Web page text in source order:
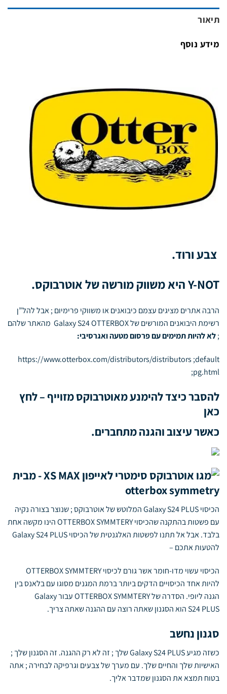
תיאור
מידע נוסף
צבע ורוד.
Y-NOTהיא משווק מורשה של אוטרבוקס.
הרבה אתרים מציגים עצמם כיבואנים או משווקי פרימיום ; אבל להל”ן
רשימת היבואנים המורשים של Galaxy S24 OTTERBOX מהאתר שלהם
;לא להיות תמימים עם פרסום מטעה ואגרסיבי:
https://www.otterbox.com/distributors/distributors ;default
;pg.html
להסבר כיצד להימנע מאוטרבוקס מזוייף –לחץ
כאן
כאשר עיצוב והגנה מתחברים.
הכיסוי Galaxy S24 PLUS המלוטש של אוטרבוקס ; שנוצר בצורה נקיה
עם פשטות בהתקנה שהכיסוי OTTERBOX SYMMTERY הינו מקשה אחת
בלבד. אבל אל תתנו לפשטות האלגנטית של הכיסוי Galaxy S24 PLUS
להטעות אתכם –
הכיסוי עשוי מדו-חומר אשר גורם לכיסוי OTTERBOX SYMMTERY
להיות אחד הכיסויים הדקים ביותר ברמת המגנים מסוגו עם בלאנס בין
הגנה ליופי. הסדרה של OTTERBOX SYMMTERY עבור Galaxy
S24 PLUS הוא הסגנון שאתה רוצה עם ההגנה שאתה צריך.
סגנון נחשב
כשזה מגיע Galaxy S24 PLUS שלך ; זה לא רק ההגנה. זה הסגנון שלך ;
האישיות שלך והחיים שלך. עם מערך של צבעים וגרפיקה לבחירה ; אתה
בטוח תמצא את הסגנון שמדבר אליך.